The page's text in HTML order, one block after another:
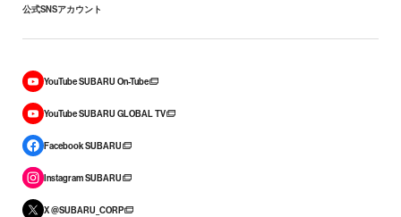
公式SNSアカウント
YouTube SUBARU On-Tube
YouTube SUBARU GLOBAL TV
Facebook SUBARU
Instagram SUBARU
X @SUBARU_CORP